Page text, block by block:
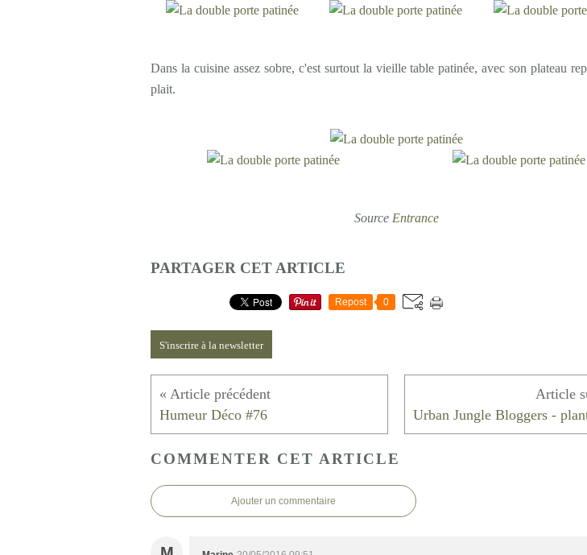
Dans la cuisine assez sobre, c'est surtout la vieille table patinée, avec son plateau
plait.
Source Entrance
PARTAGER CET ARTICLE
Repost 0
S'inscrire à la newsletter
Humeur Déco #76
COMMENTER CET ARTICLE
Ajouter un commentaire